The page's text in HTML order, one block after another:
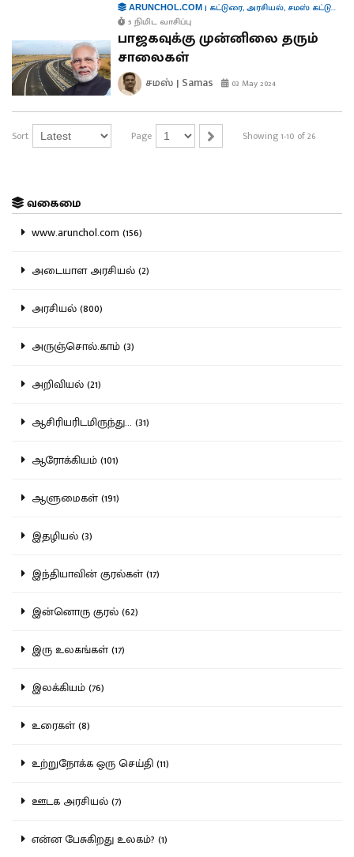
ARUNCHOL.COM| கட்டுரை,அரசியல், சமஸ் கட்டுரை
5 நிமிட வாசிப்பு
பாஜகவுக்கு முன்னிலை தரும்
சாலைகள்
சமஸ் | Samas 03 May 2024
Sort Page Showing 1-10 of 26
வகைமை
www.arunchol.com (156)
அடையாள அரசியல் (2)
அரசியல் (800)
அருஞ்சொல்.காம் (3)
அறிவியல் (21)
ஆசிரியரிடமிருந்து... (31)
ஆரோக்கியம் (101)
ஆளுமைகள் (191)
இதழியல் (3)
இந்தியாவின் குரல்கள் (17)
இன்னொரு குரல் (62)
இரு உலகங்கள் (17)
இலக்கியம் (76)
உரைகள் (8)
உற்றுநோக்க ஒரு செய்தி (11)
ஊடக அரசியல் (7)
என்ன பேசுகிறது உலகம்? (1)